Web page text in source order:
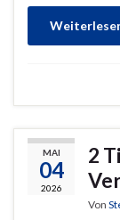
MAI
04
2026
2
Von